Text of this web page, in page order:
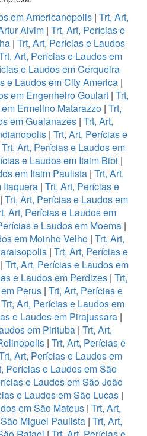
em Americanopolis | Trt, Art,
Alvim | Trt, Art, Perícias e
| Trt, Art, Perícias e Laudos
Art, Perícias e Laudos em
e Laudos em Cerqueira
e Laudos em City America |
em Engenheiro Goulart | Trt,
Ermelino Matarazzo | Trt,
em Guaianazes | Trt, Art,
| Trt, Art, Perícias e
Trt, Art, Perícias e Laudos em
e Laudos em Itaim Bibi |
em Itaim Paulista | Trt, Art,
Itaquera| Trt, Art, Perícias e
Trt, Art, Perícias e Laudos em
Art, Perícias e Laudos em
e Laudos em Moema|
em Moinho Velho | Trt, Art,
| Trt, Art, Perícias e
Trt, Art, Perícias e Laudos em
e Laudos em Perdizes | Trt,
Perus| Trt, Art, Perícias e
Trt, Art, Perícias e Laudos em
e Laudos em Pirajussara |
em Pirituba| Trt, Art,
| Trt, Art, Perícias e
Art, Perícias e Laudos em
Perícias e Laudos em São
e Laudos em São João
e Laudos em São Lucas|
em São Mateus | Trt, Art,
Miguel Paulista| Trt, Art,